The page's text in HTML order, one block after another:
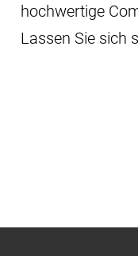
hochwertige
Lassen Sie sich